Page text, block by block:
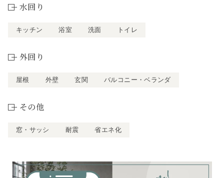
水回り
キッチン 浴室 洗面 トイレ
外回り
屋根 外壁 玄関 バルコニー・ベランダ
その他
窓・サッシ 耐震 省エネ化